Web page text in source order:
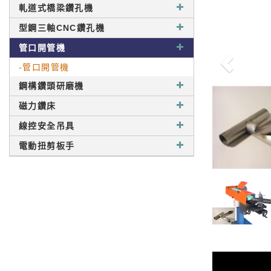
軋道式橋梁鑽孔機
型鋼三軸CNC鑽孔機
管口開管機
-管口開管機
鋼構鑽頭研磨機
磁力鑽床
線控安全吊具
電動扭剪板手